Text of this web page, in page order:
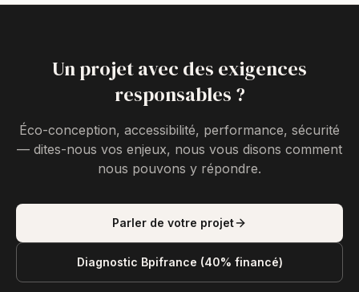
Un projet avec des exigences
responsables ?
Éco-conception, accessibilité, performance, sécurité
— dites-nous vos enjeux, nous vous disons comment
nous pouvons y répondre.
Parler de votre projet
Diagnostic Bpifrance (40% financé)